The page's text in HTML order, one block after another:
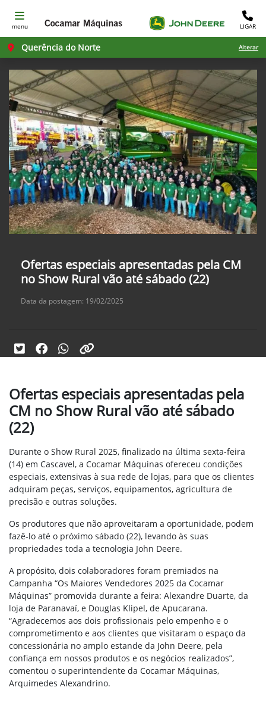
menu LIGAR
Querência do Norte Alterar
Ofertas especiais apresentadas pela CM
no Show Rural vão até sábado (22)
Data da postagem: 19/02/2025
Ofertas especiais apresentadas pela
CM no Show Rural vão até sábado
(22)
Durante o Show Rural 2025, finalizado na última sexta-feira
(14) em Cascavel, a Cocamar Máquinas ofereceu condições
especiais, extensivas à sua rede de lojas, para que os clientes
adquiram peças, serviços, equipamentos, agricultura de
precisão e outras soluções.
Os produtores que não aproveitaram a oportunidade, podem
fazê-lo até o próximo sábado (22), levando às suas
propriedades toda a tecnologia John Deere.
A propósito, dois colaboradores foram premiados na
Campanha “Os Maiores Vendedores 2025 da Cocamar
Máquinas” promovida durante a feira: Alexandre Duarte, da
loja de Paranavaí, e Douglas Klipel, de Apucarana.
“Agradecemos aos dois profissionais pelo empenho e o
comprometimento e aos clientes que visitaram o espaço da
concessionária no amplo estande da John Deere, pela
confiança em nossos produtos e os negócios realizados”,
comentou o superintendente da Cocamar Máquinas,
Arquimedes Alexandrino.